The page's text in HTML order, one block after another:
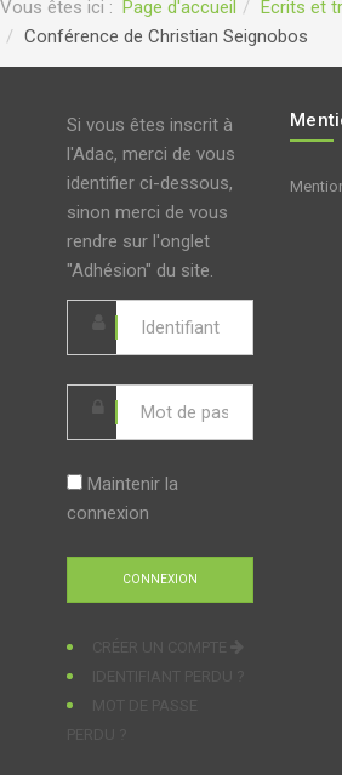
Vous êtes ici : Page d'accueil Ecrits et
Conférence de Christian Seignobos
Si vous êtes inscrit à
l'Adac, merci de vous
identifier ci-dessous,
sinon merci de vous
rendre sur l'onglet
"Adhésion" du site.
Maintenir la
connexion